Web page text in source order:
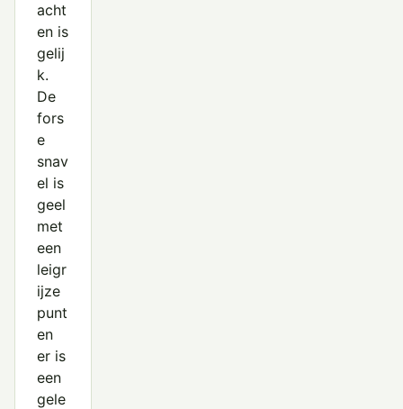
acht
en is
gelij
k.
De
fors
e
snav
el is
geel
met
een
leigr
ijze
punt
en
er is
een
gele